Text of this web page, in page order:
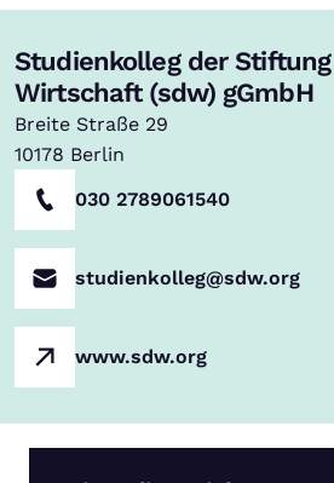
Studienkolleg der
Wirtschaft (sdw) gGmbH
Breite Straße 29
10178 Berlin
030 2789061540
studienkolleg@sdw.org
www.sdw.org